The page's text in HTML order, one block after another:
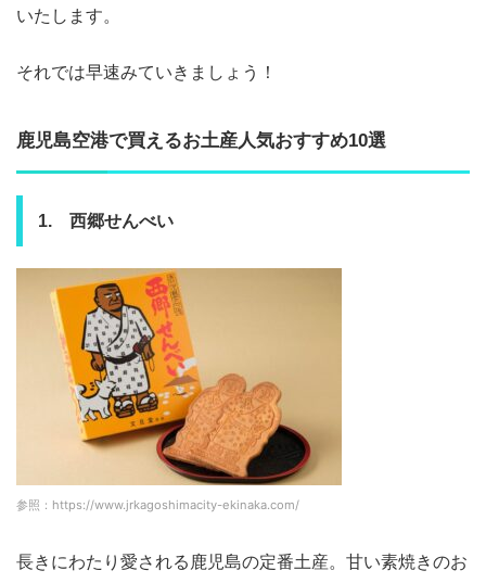
いたします。
それでは早速みていきましょう！
鹿児島空港で買えるお土産人気おすすめ10選
1. 西郷せんべい
参照：https://www.jrkagoshimacity-ekinaka.com/
長きにわたり愛される鹿児島の定番土産。甘い素焼きのお